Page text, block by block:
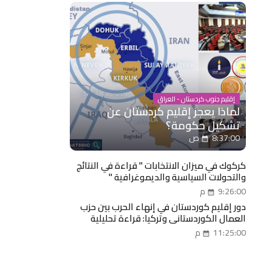
إقليم جنوب كردستان - العراق
لماذا يعجز إقليم كردستان عن
تشكيل حكومة؟
8:37:00 ص
كركوك في ميزان الانتخابات " قراءة في النتائج
والتحولات السياسية والديموغرافية "
9:26:00 م
دور إقليم كوردستان في إنهاء الحرب بين حزب
العمال الكوردستاني وتركيا: قراءة تحليلية
سياسية ـ عسكرية ـ اقتصادية
11:25:00 م